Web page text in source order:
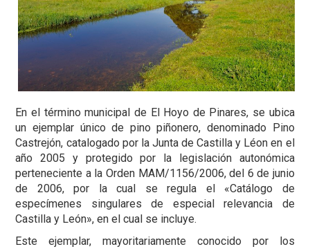
En el término municipal de El Hoyo de Pinares, se ubica
un ejemplar único de pino piñonero, denominado Pino
Castrejón, catalogado por la Junta de Castilla y Léon en el
año 2005 y protegido por la legislación autonómica
perteneciente a la Orden MAM/1156/2006, del 6 de junio
de 2006, por la cual se regula el «Catálogo de
especímenes singulares de especial relevancia de
Castilla y León», en el cual se incluye.
Este ejemplar, mayoritariamente conocido por los